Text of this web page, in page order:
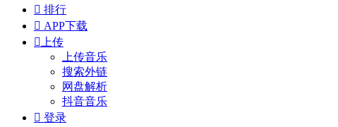
 排行
 APP下载
 上传
上传音乐
搜索外链
网盘解析
抖音音乐
 登录